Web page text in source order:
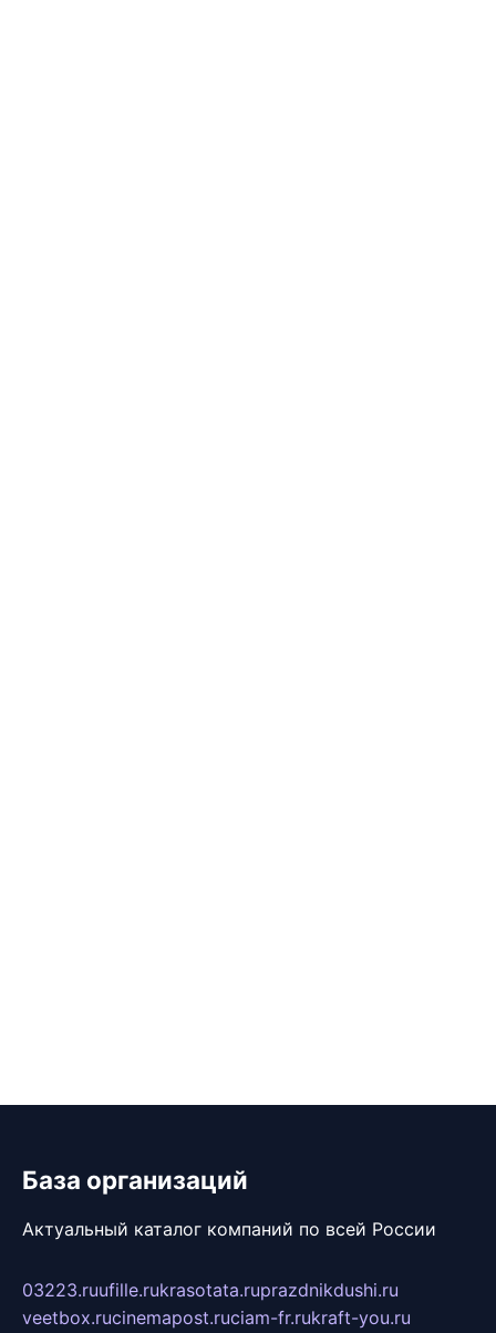
База организаций
Актуальный каталог компаний по всей России
03223.ruufille.rukrasotata.ruprazdnikdushi.ru
veetbox.rucinemapost.ruciam-fr.rukraft-you.ru